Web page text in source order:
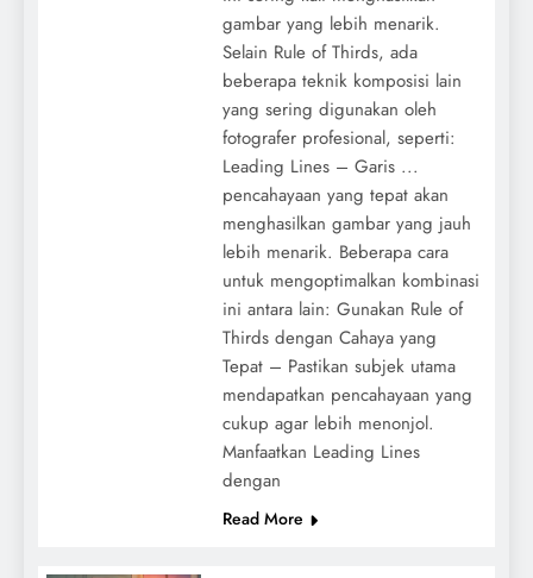
gambar yang lebih menarik.
Selain Rule of Thirds, ada
beberapa teknik komposisi lain
yang sering digunakan oleh
fotografer profesional, seperti:
Leading Lines – Garis ...
pencahayaan yang tepat akan
menghasilkan gambar yang jauh
lebih menarik. Beberapa cara
untuk mengoptimalkan kombinasi
ini antara lain: Gunakan Rule of
Thirds dengan Cahaya yang
Tepat – Pastikan subjek utama
mendapatkan pencahayaan yang
cukup agar lebih menonjol.
Manfaatkan Leading Lines
dengan
Read More